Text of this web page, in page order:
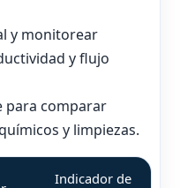
y monitorear
y flujo
para comparar
y limpiezas.
Indicador de